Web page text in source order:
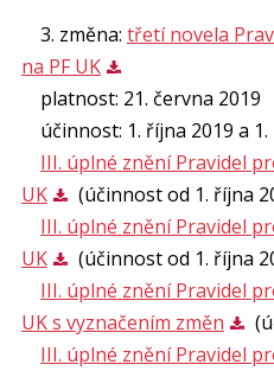
3. změna: třetí novela
na PF UK
platnost: 21. června 2019
účinnost: 1. října 2019 a 1.
III. úplné znění Pravidel
UK
(účinnost od 1. října
III. úplné znění Pravidel
UK
(účinnost od 1. října
III. úplné znění Pravidel
UK s vyznačením změn
III. úplné znění Pravidel